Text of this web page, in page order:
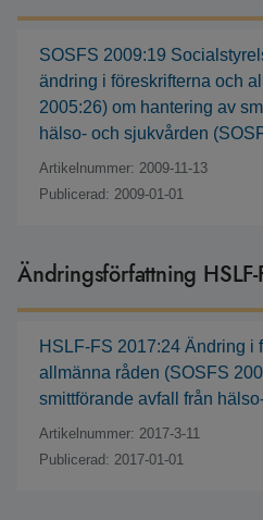
SOSFS 2009:19
ändring i föreskrifterna och
2005:26) om hantering av
hälso- och sjukvården
Artikelnummer: 2009-11-13
Publicerad: 2009-01-01
Ändringsförfattning
HSLF-FS 2017:24 Ändring i
allmänna råden (SOSFS
smittförande avfall från
Artikelnummer: 2017-3-11
Publicerad: 2017-01-01